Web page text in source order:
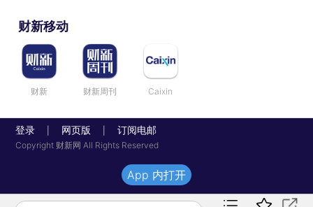
财新移动
财新 财新周刊 Caixin
登录 网页版 订阅电邮
Copyright 财新网 All Rights Reserved
App 内打开